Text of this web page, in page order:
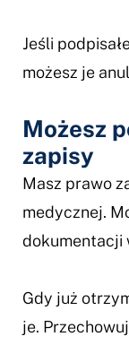
Jeśli
możesz je
Możesz
zapisy
Masz prawo
medycznej.
dokumentacji
Gdy już
je.